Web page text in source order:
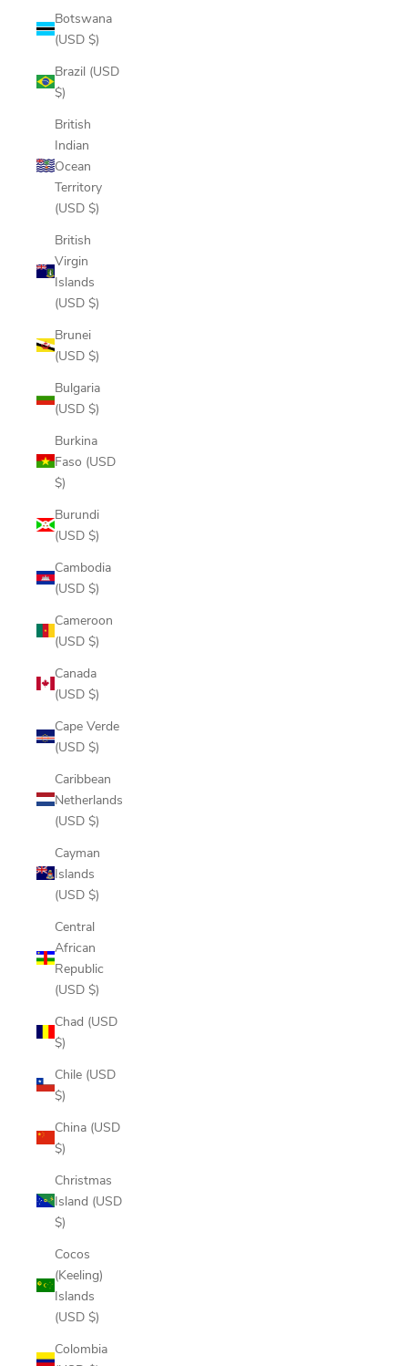
Botswana
(USD $)
Brazil (USD
$)
British
Indian
Ocean
Territory
(USD $)
British
Virgin
Islands
(USD $)
Brunei
(USD $)
Bulgaria
(USD $)
Burkina
Faso (USD
$)
Burundi
(USD $)
Cambodia
(USD $)
Cameroon
(USD $)
Canada
(USD $)
Cape Verde
(USD $)
Caribbean
Netherlands
(USD $)
Cayman
Islands
(USD $)
Central
African
Republic
(USD $)
Chad (USD
$)
Chile (USD
$)
China (USD
$)
Christmas
Island (USD
$)
Cocos
(Keeling)
Islands
(USD $)
Colombia